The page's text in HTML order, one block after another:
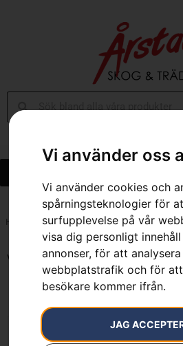
Vi använder oss
Vi använder cookies och
spårningsteknologier för
surfupplevelse på vår
visa dig personligt
annonser, för att
webbplatstrafik och för
besökare kommer ifrån.
JAG
Hem Webbutik»Skor & Kläder»Sida 2
Visar 13–24 av 170 resultat